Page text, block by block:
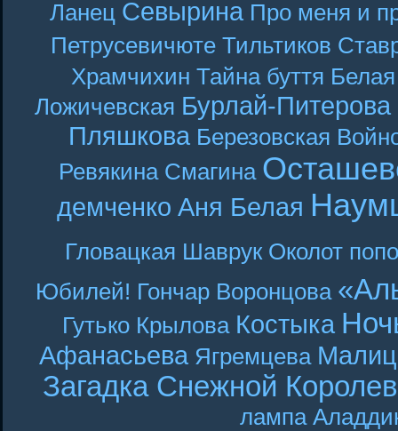
Ланец Севырина Про меня и
Петрусевичюте Тильтиков
Храмчихин Тайна буття
Ложичевская Бурлай-Питерова
Пляшкова Березовская
Ревякина Смагина
демченко Аня Белая
Гловацкая Шаврук Околот
Юбилей! Гончар Воронцова
Гутько Крылова Костыка
Афанасьева Ягремцева
Загадка Снежной
лампа